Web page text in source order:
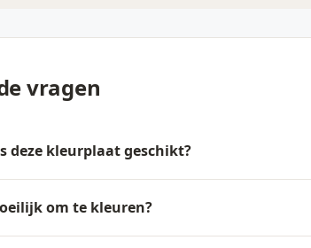
vragen
deze kleurplaat geschikt?
om te kleuren?